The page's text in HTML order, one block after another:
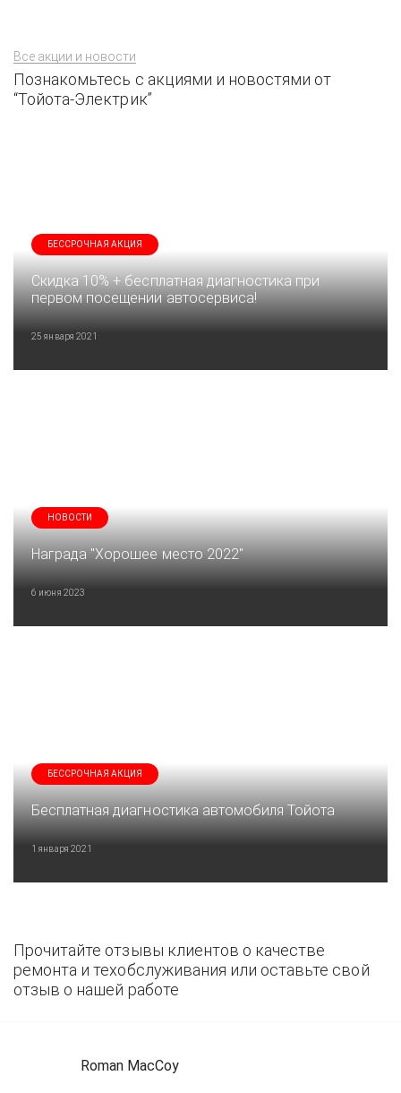
Все акции и новости
Познакомьтесь с акциями и новостями от
“Тойота-Электрик”
БЕССРОЧНАЯ АКЦИЯ
Скидка 10% + бесплатная диагностика при
первом посещении автосервиса!
25 января 2021
НОВОСТИ
Награда "Хорошее место 2022"
6 июня 2023
БЕССРОЧНАЯ АКЦИЯ
Бесплатная диагностика автомобиля Тойота
1 января 2021
Прочитайте отзывы клиентов о качестве
ремонта и техобслуживания или оставьте свой
отзыв о нашей работе
Roman MacCoy